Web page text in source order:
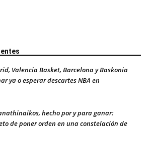
Valencia Basket, Barcelona y Baskonia
ya o esperar descartes NBA en
hecho por y para ganar:
de poner orden en una constelación de